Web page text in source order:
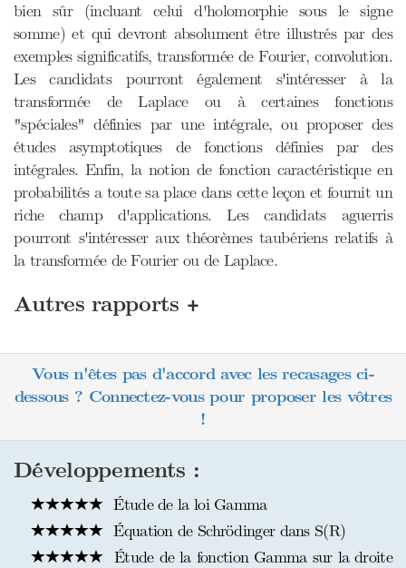
bien sûr (incluant celui d'holomorphie sous le signe
somme) et qui devront absolument être illustrés par des
exemples significatifs, transformée de Fourier, convolution.
Les candidats pourront également s'intéresser à la
transformée de Laplace ou à certaines fonctions
"spéciales" définies par une intégrale, ou proposer des
études asymptotiques de fonctions définies par des
intégrales. Enfin, la notion de fonction caractéristique en
probabilités a toute sa place dans cette leçon et fournit un
riche champ d'applications. Les candidats aguerris
pourront s'intéresser aux théorèmes taubériens relatifs à
la transformée de Fourier ou de Laplace.
Autres rapports +
Vous n'êtes pas d'accord avec les recasages ci-
dessous ? Connectez-vous pour proposer les vôtres
!
Développements :
Étude de la loi Gamma
Équation de Schrödinger dans S(R)
Étude de la fonction Gamma sur la droite